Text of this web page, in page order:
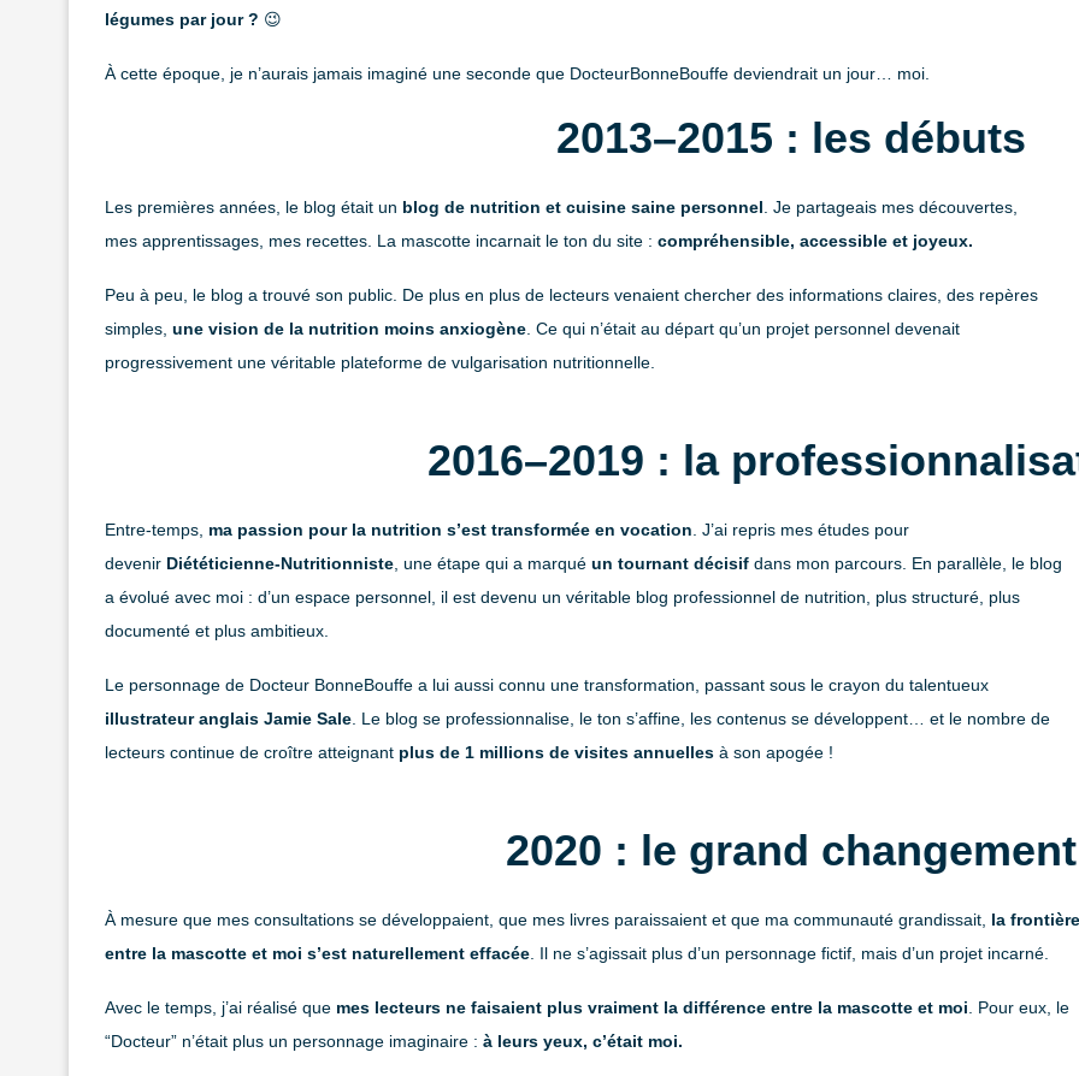
légumes par jour ? 😉
À cette époque, je n’aurais jamais imaginé une seconde que DocteurBonneBouffe deviendrait un jour… moi.
2013–2015 : les débuts
Les premières années, le blog était un blog de nutrition et cuisine saine personnel. Je partageais mes découvertes,
mes apprentissages, mes recettes. La mascotte incarnait le ton du site : compréhensible, accessible et joyeux.
Peu à peu, le blog a trouvé son public. De plus en plus de lecteurs venaient chercher des informations claires, des repères
simples, une vision de la nutrition moins anxiogène. Ce qui n’était au départ qu’un projet personnel devenait
progressivement une véritable plateforme de vulgarisation nutritionnelle.
2016–2019 : la
Entre-temps, ma passion pour la nutrition s’est transformée en vocation. J’ai repris mes études pour
devenir Diététicienne-Nutritionniste, une étape qui a marqué un tournant décisif dans mon parcours. En parallèle, le blog
a évolué avec moi : d’un espace personnel, il est devenu un véritable blog professionnel de nutrition, plus structuré, plus
documenté et plus ambitieux.
Le personnage de Docteur BonneBouffe a lui aussi connu une transformation, passant sous le crayon du talentueux
illustrateur anglais Jamie Sale. Le blog se professionnalise, le ton s’affine, les contenus se développent… et le nombre de
lecteurs continue de croître atteignant plus de 1 millions de visites annuelles à son apogée !
2020 : le grand changement
À mesure que mes consultations se développaient, que mes livres paraissaient et que ma communauté grandissait, la frontière
entre la mascotte et moi s’est naturellement effacée. Il ne s’agissait plus d’un personnage fictif, mais d’un projet incarné.
Avec le temps, j’ai réalisé que mes lecteurs ne faisaient plus vraiment la différence entre la mascotte et moi. Pour eux, le
“Docteur” n’était plus un personnage imaginaire : à leurs yeux, c’était moi.